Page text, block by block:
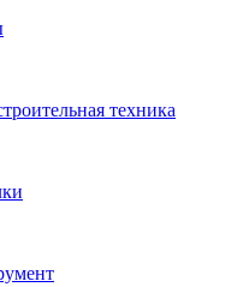
техника